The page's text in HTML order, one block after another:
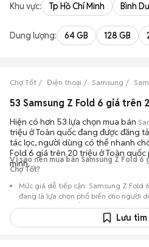
Khu vực: Tp Hồ Chí Minh Bình
Dung lượng: 64 GB 128 GB
Chợ Tốt Điện thoại Samsung
Hiện có hơn 53 lựa chọn mua bán
triệu ở Toàn quốc đang được đăng
tác lọc, người dùng có thể nhanh
Fold 6 giá trên 20 triệu ở Toàn
mình.
Vì sao nên mua bán Samsung Z Fold
Chợ Tốt?
Mức giá dễ tiếp cận: Samsung Z
đang là lựa chọn phổ biến cho người
này với chi phí thấp hơn so với khi mới
Nguồn cung phong phú: Dễ dàng tìm
Lưu